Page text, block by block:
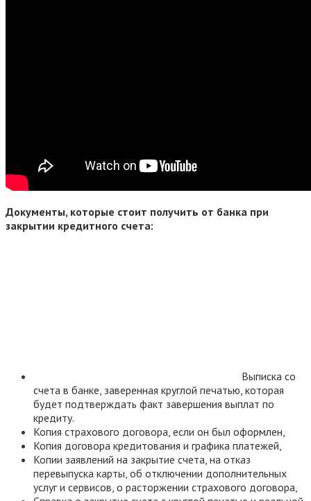
Документы, которые стоит получить от банка при
закрытии кредитного счета:
Выписка со
счета в банке, заверенная круглой печатью, которая
будет подтверждать факт завершения выплат по
кредиту.
Копия страхового договора, если он был оформлен,
Копия договора кредитования и графика платежей,
Копии заявлений на закрытие счета, на отказ
перевыпуска карты, об отключении дополнительных
услуг и сервисов, о расторжении страхового договора,